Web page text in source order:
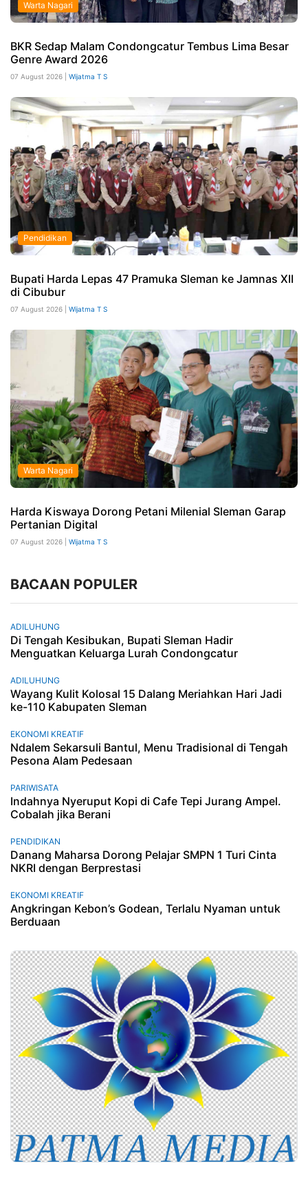
Warta Nagari
BKR Sedap Malam Condongcatur Tembus Lima Besar
Genre Award 2026
07 August 2026 | Wijatma T S
Pendidikan
Bupati Harda Lepas 47 Pramuka Sleman ke Jamnas XII
di Cibubur
07 August 2026 | Wijatma T S
Warta Nagari
Harda Kiswaya Dorong Petani Milenial Sleman Garap
Pertanian Digital
07 August 2026 | Wijatma T S
BACAAN POPULER
ADILUHUNG
Di Tengah Kesibukan, Bupati Sleman Hadir
Menguatkan Keluarga Lurah Condongcatur
ADILUHUNG
Wayang Kulit Kolosal 15 Dalang Meriahkan Hari Jadi
ke-110 Kabupaten Sleman
EKONOMI KREATIF
Ndalem Sekarsuli Bantul, Menu Tradisional di Tengah
Pesona Alam Pedesaan
PARIWISATA
Indahnya Nyeruput Kopi di Cafe Tepi Jurang Ampel.
Cobalah jika Berani
PENDIDIKAN
Danang Maharsa Dorong Pelajar SMPN 1 Turi Cinta
NKRI dengan Berprestasi
EKONOMI KREATIF
Angkringan Kebon’s Godean, Terlalu Nyaman untuk
Berduaan